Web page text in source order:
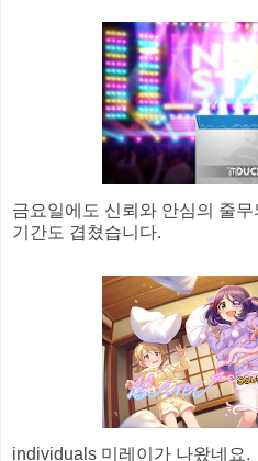
금요일에도 신뢰와 안심의 줄
기간도 겹쳤습니다.
individuals 미레이가 나왔네요.